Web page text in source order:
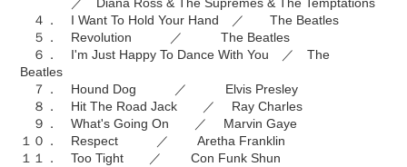
／ Diana Ross & The Supremes & The Temptations
４． I Want To Hold Your Hand ／ The Beatles
５． Revolution ／ The Beatles
６． I'm Just Happy To Dance With You ／ The
Beatles
７． Hound Dog ／ Elvis Presley
８． Hit The Road Jack ／ Ray Charles
９． What's Going On ／ Marvin Gaye
１０． Respect ／ Aretha Franklin
１１． Too Tight ／ Con Funk Shun